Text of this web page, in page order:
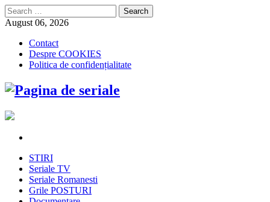
Search
for:
August 06, 2026
Contact
Despre COOKIES
Politica de confidențialitate
STIRI
Seriale TV
Seriale Romanesti
Grile POSTURI